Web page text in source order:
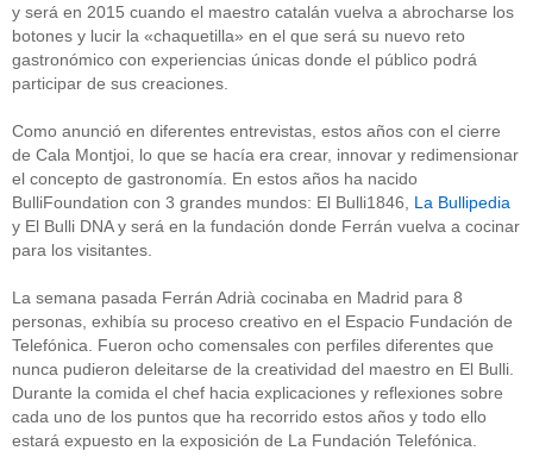
y será en 2015 cuando el maestro catalán vuelva a abrocharse los
botones y lucir la «chaquetilla» en el que será su nuevo reto
gastronómico con experiencias únicas donde el público podrá
participar de sus creaciones.
Como anunció en diferentes entrevistas, estos años con el cierre
de Cala Montjoi, lo que se hacía era crear, innovar y redimensionar
el concepto de gastronomía. En estos años ha nacido
BulliFoundation con 3 grandes mundos: El Bulli1846, La Bullipedia
y El Bulli DNA y será en la fundación donde Ferrán vuelva a cocinar
para los visitantes.
La semana pasada Ferrán Adrià cocinaba en Madrid para 8
personas, exhibía su proceso creativo en el Espacio Fundación de
Telefónica. Fueron ocho comensales con perfiles diferentes que
nunca pudieron deleitarse de la creatividad del maestro en El Bulli.
Durante la comida el chef hacia explicaciones y reflexiones sobre
cada uno de los puntos que ha recorrido estos años y todo ello
estará expuesto en la exposición de La Fundación Telefónica.